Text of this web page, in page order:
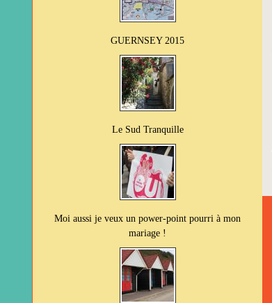
GUERNSEY 2015
Le Sud Tranquille
Moi aussi je veux un power-point pourri à mon
mariage !